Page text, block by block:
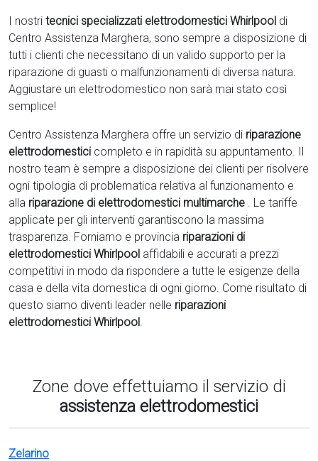
I nostri tecnici specializzati elettrodomestici Whirlpool di
Centro Assistenza Marghera, sono sempre a disposizione di
tutti i clienti che necessitano di un valido supporto per la
riparazione di guasti o malfunzionamenti di diversa natura.
Aggiustare un elettrodomestico non sarà mai stato così
semplice!
Centro Assistenza Marghera offre un servizio di riparazione
elettrodomestici completo e in rapidità su appuntamento. Il
nostro team è sempre a disposizione dei clienti per risolvere
ogni tipologia di problematica relativa al funzionamento e
alla riparazione di elettrodomestici multimarche . Le tariffe
applicate per gli interventi garantiscono la massima
trasparenza. Forniamo e provincia riparazioni di
elettrodomestici Whirlpool affidabili e accurati a prezzi
competitivi in modo da rispondere a tutte le esigenze della
casa e della vita domestica di ogni giorno. Come risultato di
questo siamo diventi leader nelle riparazioni
elettrodomestici Whirlpool.
Zone dove effettuiamo il servizio di
assistenza elettrodomestici
Zelarino